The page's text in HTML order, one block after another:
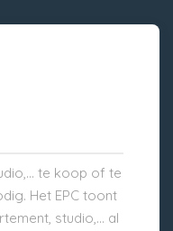
te koop of te
Het EPC toont
studio,… al